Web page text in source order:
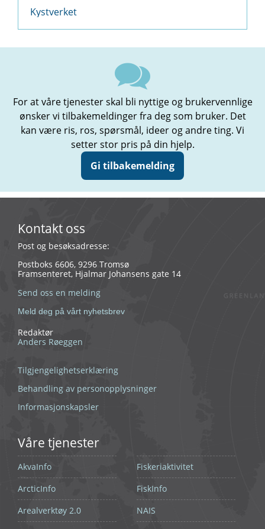
Kystverket
For at våre tjenester skal bli nyttige og brukervennlige
ønsker vi tilbakemeldinger fra deg som bruker. Det
kan være ris, ros, spørsmål, ideer og andre ting. Vi
setter stor pris på din hjelp.
Gi tilbakemelding
Kontakt oss
Post og besøksadresse:
Postboks 6606, 9296 Tromsø
Framsenteret, Hjalmar Johansens gate 14
Send oss en melding
Meld deg på vårt nyhetsbrev
Redaktør
Anders Røeggen
Tilgjengelighetserklæring
Behandling av personopplysninger
Informasjonskapsler
Våre tjenester
AkvaInfo
ArcticInfo
Arealverktøy 2.0
Fiskeriaktivitet
FiskInfo
NAIS